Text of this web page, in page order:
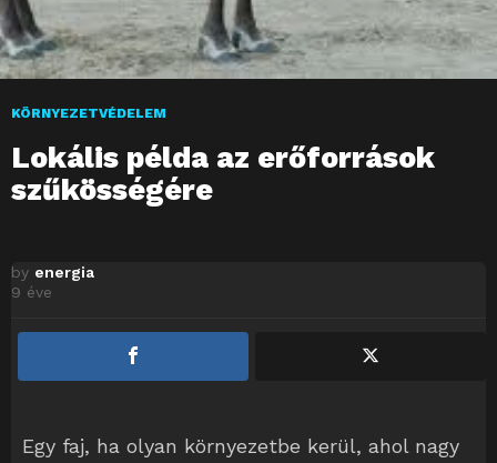
KÖRNYEZETVÉDELEM
Lokális példa az erőforrások
szűkösségére
by energia
9 éve
Egy faj, ha olyan környezetbe kerül, ahol nagy